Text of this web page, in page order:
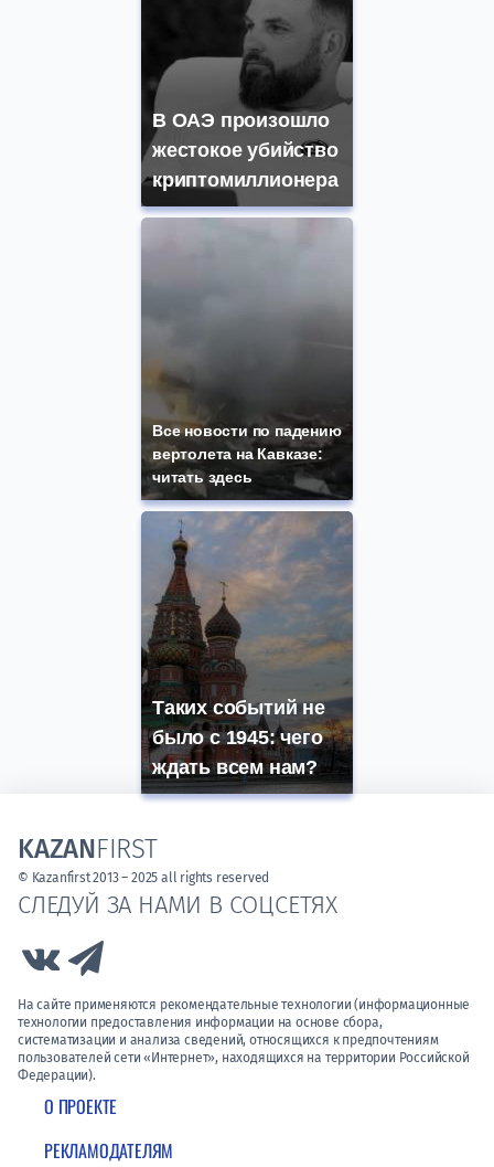
В ОАЭ произошло
жестокое убийство
криптомиллионера
Все новости по падению
вертолета на Кавказе:
читать здесь
Таких событий не
было с 1945: чего
ждать всем нам?
О ПРОЕКТЕ
РЕКЛАМОДАТЕЛЯМ
СЛЕДУЙ ЗА НАМИ В СОЦСЕТЯХ
Link to Vk
На сайте применяются рекомендательные технологии (информационные
технологии предоставления информации на основе сбора,
систематизации и анализа сведений, относящихся к предпочтениям
пользователей сети «Интернет», находящихся на территории Российской
Федерации).
KAZANFIRST
© Kazanfirst 2013 – 2025 all rights reserved